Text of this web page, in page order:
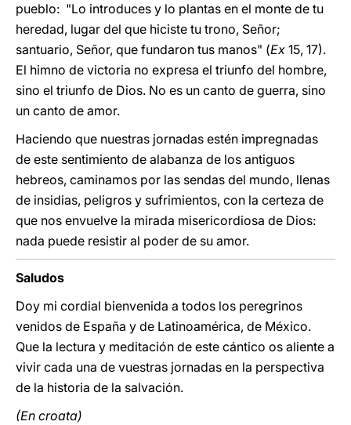
pueblo: "Lo introduces y lo plantas en el monte de tu
heredad, lugar del que hiciste tu trono, Señor;
santuario, Señor, que fundaron tus manos" (Ex 15, 17).
El himno de victoria no expresa el triunfo del hombre,
sino el triunfo de Dios. No es un canto de guerra, sino
un canto de amor.
Haciendo que nuestras jornadas estén impregnadas
de este sentimiento de alabanza de los antiguos
hebreos, caminamos por las sendas del mundo, llenas
de insidias, peligros y sufrimientos, con la certeza de
que nos envuelve la mirada misericordiosa de Dios:
nada puede resistir al poder de su amor.
Saludos
Doy mi cordial bienvenida a todos los peregrinos
venidos de España y de Latinoamérica, de México.
Que la lectura y meditación de este cántico os aliente a
vivir cada una de vuestras jornadas en la perspectiva
de la historia de la salvación.
(En croata)